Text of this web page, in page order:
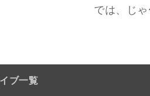
では、じ
ブ一覧